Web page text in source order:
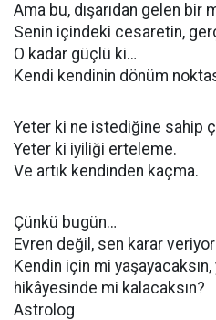
Ama bu, dışarıdan gelen bir
Senin içindeki cesaretin,
O kadar güçlü ki…
Kendi kendinin dönüm
Yeter ki ne istediğine sahip
Yeter ki iyiliği erteleme.
Ve artık kendinden kaçma.
Çünkü bugün…
Evren değil, sen karar
Kendin için mi yaşayacaksın,
hikâyesinde mi kalacaksın?
Astrolog